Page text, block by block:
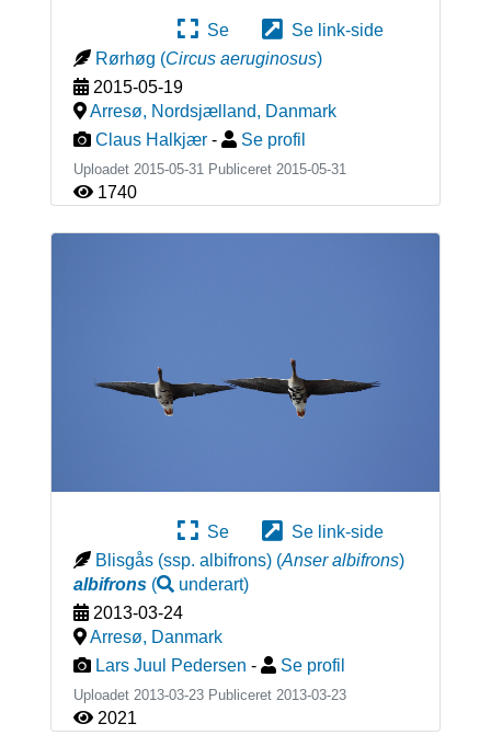
Se
Se link-side
Rørhøg (Circus aeruginosus)
2015-05-19
Arresø, Nordsjælland, Danmark
Claus Halkjær - Se profil
Uploadet 2015-05-31 Publiceret 2015-05-31
1740
Se
Se link-side
Blisgås (ssp. albifrons) (Anser albifrons)
albifrons( underart)
2013-03-24
Arresø, Danmark
Lars Juul Pedersen - Se profil
Uploadet 2013-03-23 Publiceret 2013-03-23
2021